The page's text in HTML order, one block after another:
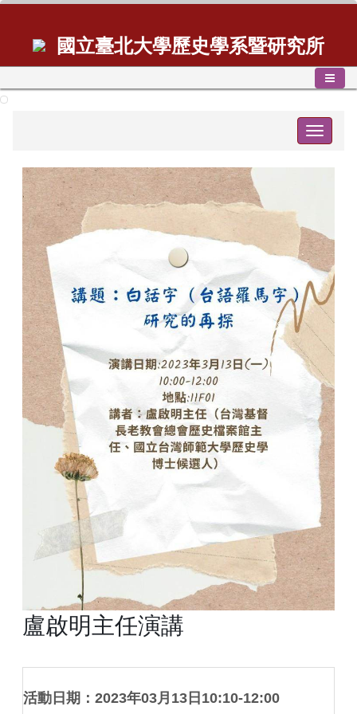
國立臺北大學歷史學系暨研究所
Toggle
盧啟明主任演講
活動日期：2023年03月13日10:10-12:00